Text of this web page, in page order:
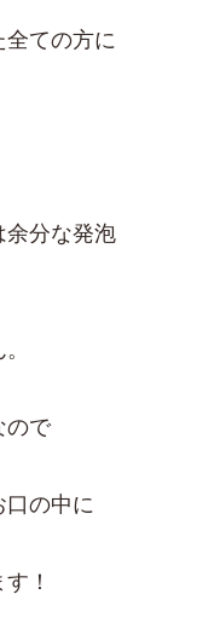
全ての方に
余分な発泡
ので
口の中に
す ！